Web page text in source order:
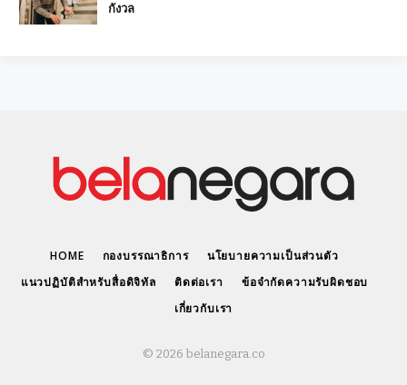
กังวล
HOME กองบรรณาธิการ
นโยบายความเป็นส่วนตัว
แนวปฏิบัติสำหรับสื่อดิจิทัล
ติดต่อเรา
ข้อจำกัดความรับผิดชอบ
เกี่ยวกับเรา
© 2026 belanegara.co